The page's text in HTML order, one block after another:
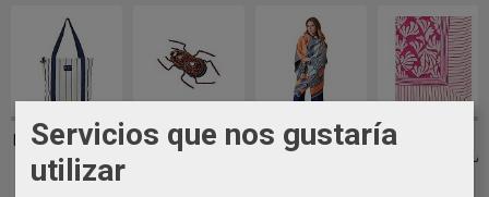
BOLSA GRANDE
RAYAS CON
ANCLA EN...
BROCHE
INSECTO
PONCHO
REVERSIBLE ALGAS BATELA
Servicios que nos gustaría
utilizar